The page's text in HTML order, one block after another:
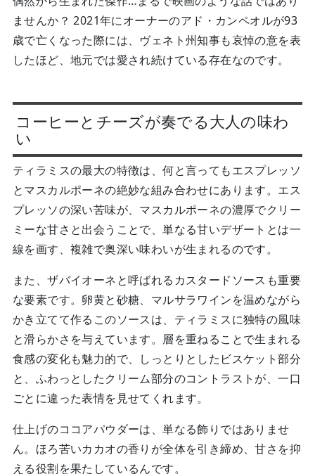
ませんか？ 2021年にオーナーのアド・カンペオルが93
歳で亡くなった際には、ヴェネト州知事も哀悼の意を表
したほど、地元では愛され続けている存在なのです。
コーヒーとチーズが奏でる大人の味わ
い
ティラミスの最大の特徴は、何と言ってもエスプレッソ
とマスカルポーネの絶妙な組み合わせにあります。エス
プレッソの深い苦味が、マスカルポーネの濃厚でクリー
ミーな甘さと出会うことで、単なる甘いデザートとは一
線を画す、複雑で奥深い味わいが生まれるのです。
また、ザバイオーネと呼ばれるカスタードソースも重要
な要素です。卵黄と砂糖、マルサラワインを温めながら
かき立てて作るこのソースは、ティラミスに独特の風味
と滑らかさを与えています。層を重ねることで生まれる
食感の変化も魅力的で、しっとりとしたビスケット部分
と、ふわっとしたクリーム部分のコントラストが、一口
ごとに違った表情を見せてくれます。
仕上げのココアパウダーは、単なる飾りではありませ
ん。ほろ苦いカカオの香りが全体を引き締め、甘さを抑
える役割を果たしているんです。